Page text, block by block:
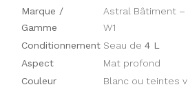
Marque /
Gamme
Astral Bâtiment
W1
Conditionnement Seau de 4 L
Aspect
Mat profond
Couleur
Blanc ou teintes